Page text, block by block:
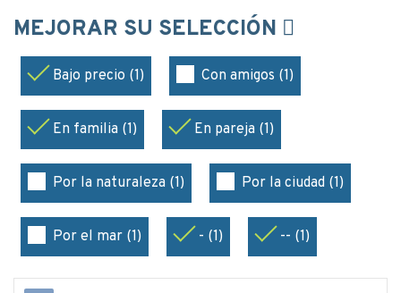
MEJORAR SU SELECCIÓN
Bajo precio (1) Con amigos (1)
En familia (1) En pareja (1)
Por la naturaleza (1) Por la ciudad (1)
Por el mar (1) - (1) -- (1)